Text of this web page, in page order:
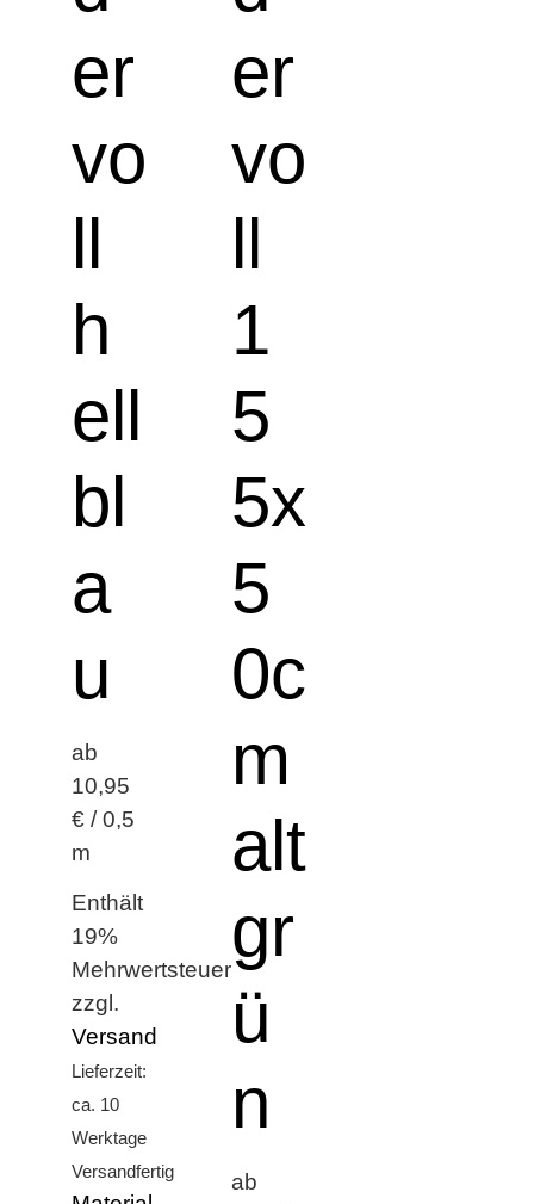
er
vo
ll
h
ell
bl
a
u
ab
10,95
€ / 0,5
m
Enthält
19%
Mehrwertsteuer
zzgl.
Versand
Lieferzeit:
ca. 10
Werktage
Versandfertig
er
vo
ll
1
5
5x
5
0c
m
alt
gr
ü
n
ab